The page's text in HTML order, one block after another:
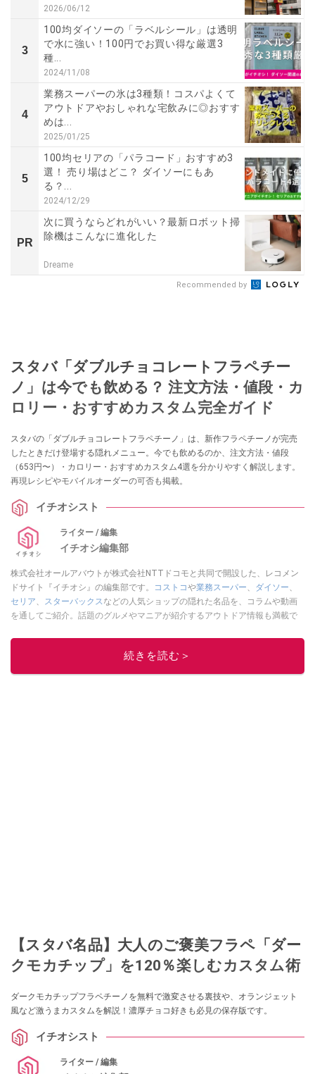
2026/06/12
3
100均ダイソーの「ラベルシール」は透明
で水に強い！100円でお買い得な厳選3
種...
2024/11/08
4
業務スーパーの氷は3種類！コスパよくて
アウトドアやおしゃれな宅飲みに◎おすす
めは...
2025/01/25
5
100均セリアの「パラコード」おすすめ3
選！ 売り場はどこ？ ダイソーにもあ
る？...
2024/12/29
PR
次に買うならどれがいい？最新ロボット掃
除機はこんなに進化した
Dreame
Recommended by
スタバ「ダブルチョコレートフラペチー
ノ」は今でも飲める？ 注文方法・値段・カ
ロリー・おすすめカスタム完全ガイド
スタバの「ダブルチョコレートフラペチーノ」は、新作フラペチーノが完売
したときだけ登場する隠れメニュー。今でも飲めるのか、注文方法・値段
（653円〜）・カロリー・おすすめカスタム4選を分かりやすく解説します。
再現レシピやモバイルオーダーの可否も掲載。
イチオシスト
ライター / 編集
イチオシ編集部
株式会社オールアバウトが株式会社NTTドコモと共同で開設した、レコメン
ドサイト『イチオシ』の編集部です。
コストコや業務スーパー ダイソー
セリア
スターバックス などの人気ショップの隠れた名品を、コラムや動画
を通してご紹介。話題のグルメやマニアが紹介するアウトドア情報も満載で
レビューしています。毎日トレンド情報をお届けしているので、ぜひ
してください！続きを読む＞
【スタバ名品】大人のご褒美フラペ「ダー
クモカチップ」を120％楽しむカスタム術
ダークモカチップフラペチーノを無料で激変させる裏技や、オランジェット
風など激うまカスタムを解説！濃厚チョコ好きも必見の保存版です。
イチオシスト
ライター / 編集